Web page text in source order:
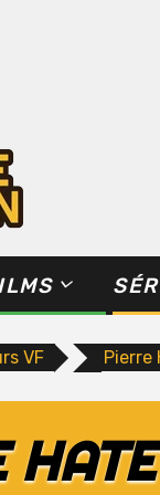
VF Pierre